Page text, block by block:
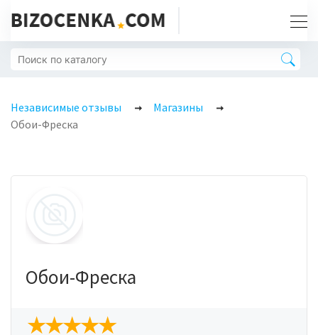
Независимые отзывы
Магазины
Обои-Фреска
Обои-Фреска